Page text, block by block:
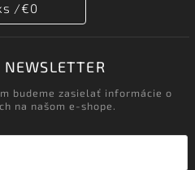
/€0
NEWSLETTER
budeme zasielať informácie o
na našom e-shope.